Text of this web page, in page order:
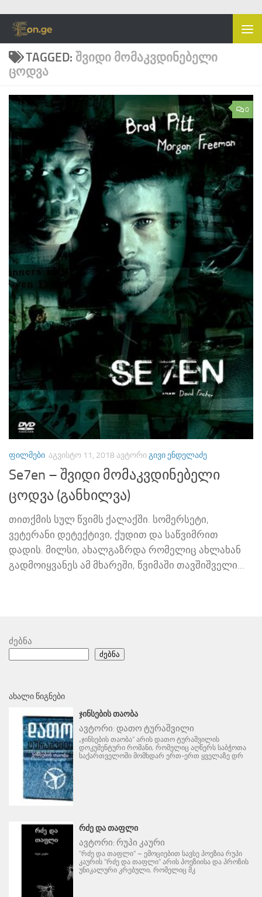
Skip to content
TAGGED: ᲨᲕᲘᲓᲘ ᲛᲝᲛᲐᲙᲕᲓᲘᲜᲔᲑᲔᲚᲘ
ᲪᲝᲓᲕᲐ
0
ᲤᲘᲚᲛᲔᲑᲘ ᲐᲒᲕᲘᲡᲢᲝ 11, 2018 ᲐᲕᲢᲝᲠᲘᲒᲘᲕᲘ ᲔᲜᲓᲔᲚᲐᲫᲔ
Se7en – შვიდი მომაკვდინებელი
ცოდვა (განხილვა)
თითქმის სულ წვიმს ქალაქში. სომერსეტი,
ვეტერანი დეტექტივი, ქუდით და საწვიმრით
დადის. მილსი, ახალგაზრდა რომელიც ახლახან
გადმოიყვანეს ამ მხარეში, წვიმაში თავშიშველი...
ძებნა
ძებნა
ᲐᲮᲐᲚᲘ ᲬᲘᲒᲜᲔᲑᲘ
ᲯᲘᲜᲡᲔᲑᲘᲡ ᲗᲐᲝᲑᲐ
ავტორი: დათო ტურაშვილი
„ჯინსების თაობა“ არის დათო ტურაშვილის
დოკუმენტური რომანი, რომელიც აღწერს საბჭოთა
საქართველოში მომხდარ ერთ-ერთ ყველაზე დრ
ᲠᲫᲔ ᲓᲐ ᲗᲐᲤᲚᲘ
ავტორი: რუპი კაური
"რძე და თაფლი" – ემოციებით სავსე პოეზია რუპი
კაურის "რძე და თაფლი" არის პოეზიისა და პროზის
უნიკალური კრებული, რომელიც მკ